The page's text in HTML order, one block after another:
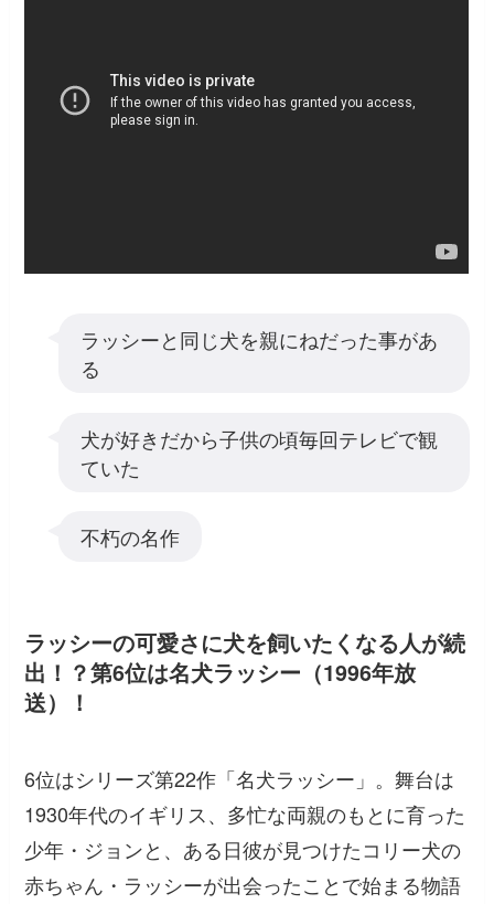
ラッシーと同じ犬を親にねだった事があ
る
犬が好きだから子供の頃毎回テレビで観
ていた
不朽の名作
ラッシーの可愛さに犬を飼いたくなる人が続
出！？第6位は名犬ラッシー（1996年放
送）！
6位はシリーズ第22作「名犬ラッシー」。舞台は
1930年代のイギリス、多忙な両親のもとに育った
少年・ジョンと、ある日彼が見つけたコリー犬の
赤ちゃん・ラッシーが出会ったことで始まる物語